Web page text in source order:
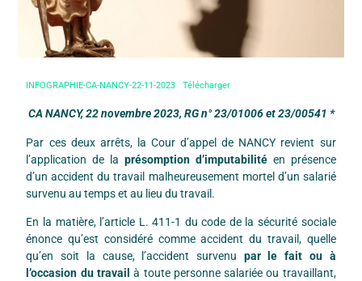
INFOGRAPHIE-CA-NANCY-22-11-2023 Télécharger
CA NANCY, 22 novembre 2023, RG n° 23/01006 et 23/00541 *
Par ces deux arrêts, la Cour d’appel de NANCY revient sur
l’application de la présomption d’imputabilitéen présence
d’un accident du travail malheureusement mortel d’un salarié
survenu au temps et au lieu du travail.
En la matière, l’article L. 411-1 du code de la sécurité sociale
énonce qu’est considéré comme accident du travail, quelle
qu’en soit la cause, l’accident survenu par le fait ou à
l’occasion du travail à toute personne salariée ou travaillant,